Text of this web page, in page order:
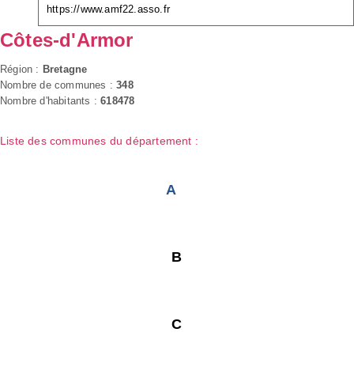
https://www.amf22.asso.fr
Côtes-d'Armor
Région : Bretagne
Nombre de communes :348
Nombre d'habitants :618478
Liste des communes du département :
A
B
C